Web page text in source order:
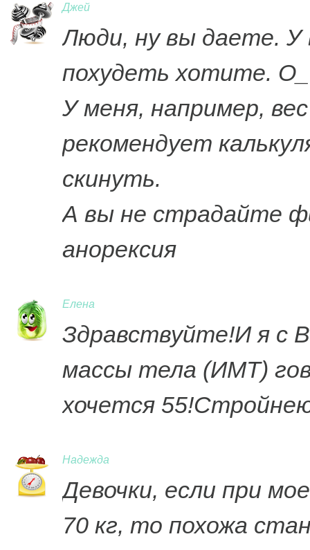
Джей
Люди, ну вы даете. У
похудеть хотите.
У меня, например,
рекомендует
скинуть.
А вы не страдайте
анорексия
Елена
Здравствуйте!И я с
массы тела (ИМТ)
хочется
Надежда
Девочки, если при
70 кг, то похожа